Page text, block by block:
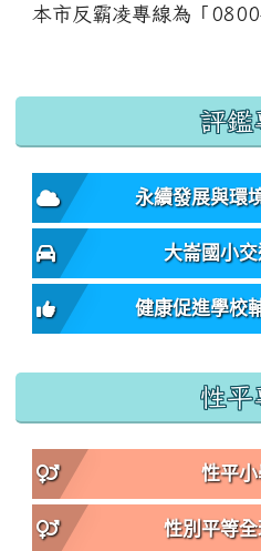
本市反霸凌專線為「
:::
評鑑
永續發展與環
大崙國小
健康促進學校
性平
性平
性別平等